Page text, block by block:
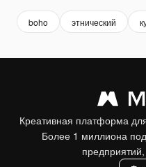
boho этнический
Креативная платформа
Более 1 миллиона
предприятий,